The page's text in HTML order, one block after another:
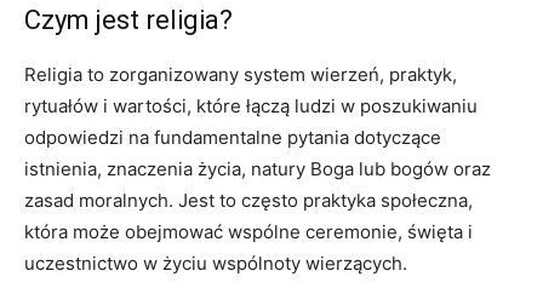
Czym jest religia?
Religia to zorganizowany system wierzeń, praktyk,
rytuałów i wartości, które łączą ludzi w poszukiwaniu
odpowiedzi na fundamentalne pytania dotyczące
istnienia, znaczenia życia, natury Boga lub bogów oraz
zasad moralnych. Jest to często praktyka społeczna,
która może obejmować wspólne ceremonie, święta i
uczestnictwo w życiu wspólnoty wierzących.